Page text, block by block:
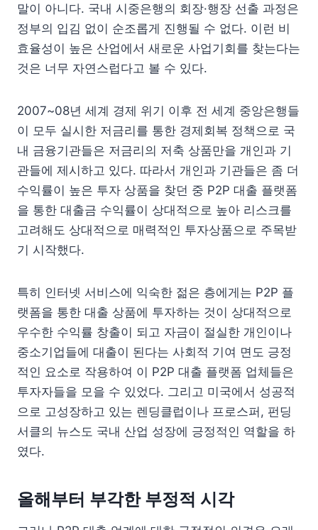
말이 아니다. 국내 시중은행의 회장·행장 선출 과정은
정부의 입김 없이 순조롭게 진행될 수 없다. 이런 비
효율성이 높은 산업에서 새로운 사업기회를 찾는다는
것은 너무 자연스럽다고 볼 수 있다.
2007~08년 세계 경제 위기 이후 전 세계 중앙은행들
이 모두 실시한 저금리를 통한 경제회복 정책으로 국
내 금융기관들은 저금리의 저축 상품만을 개인과 기
관들에 제시하고 있다. 따라서 개인과 기관들은 좀 더
수익률이 높은 투자 상품을 찾던 중 P2P 대출 플랫폼
을 통한 대출금 수익률이 상대적으로 높아 리스크를
고려해도 상대적으로 매력적인 투자상품으로 주목받
기 시작했다.
특히 인터넷 서비스에 익숙한 젊은 층에게는 P2P 플
랫폼을 통한 대출 상품에 투자하는 것이 상대적으로
우수한 수익률 창출이 되고 자금이 절실한 개인이나
중소기업들에 대출이 된다는 사회적 기여 면도 긍정
적인 요소로 작용하여 이 P2P 대출 플랫폼 업체들은
투자자들을 모을 수 있었다. 그리고 미국에서 성공적
으로 고성장하고 있는 렌딩클럽이나 프로스퍼, 펀딩
서클의 뉴스도 국내 산업 성장에 긍정적인 역할을 하
였다.
올해부터 부각한 부정적 시각